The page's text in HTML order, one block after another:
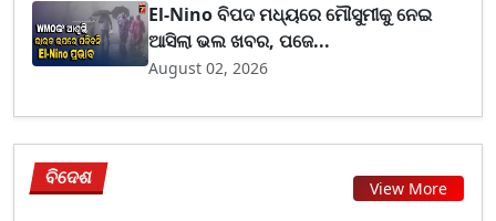
El-Nino ବିପଦ ମଧ୍ୟରେ ମୌସୁମୀକୁ ନେଇ
ଆସିଲା ଭଲ ଖବର, ପଜେ...
August 02, 2026
ବିଦେଶ View More